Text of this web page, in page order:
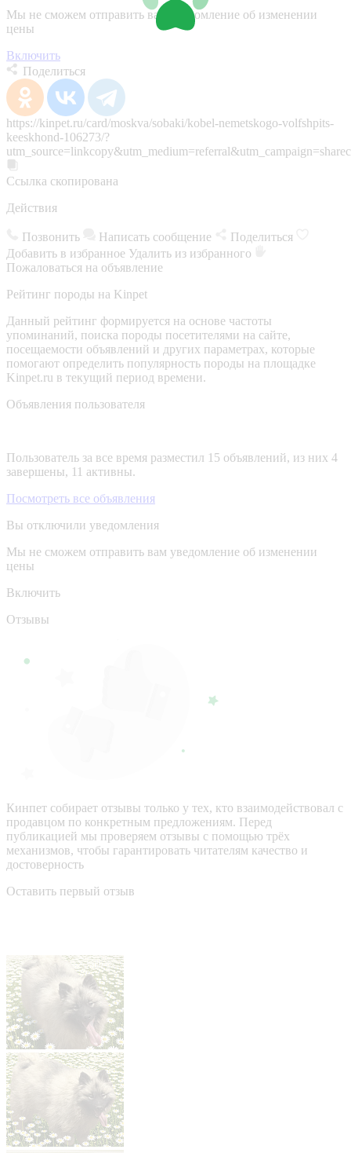
Мы не сможем отправить вам уведомление об изменении
цены
Включить
Поделиться
https://kinpet.ru/card/moskva/sobaki/kobel-nemetskogo-volfshpits-
keeskhond-106273/?
Ссылка скопирована
Действия
Позвонить Написать сообщение
Поделиться
Добавить в избранное Удалить из избранного
Пожаловаться на объявление
Рейтинг породы на Kinpet
Данный рейтинг формируется на основе частоты
упоминаний, поиска породы посетителями на сайте,
посещаемости объявлений и других параметрах, которые
помогают определить популярность породы на площадке
Kinpet.ru в текущий период времени.
Объявления пользователя
Пользователь за все время разместил 15 объявлений, из них 4
завершены, 11 активны.
Посмотреть все объявления
Вы отключили уведомления
Мы не сможем отправить вам уведомление об изменении
цены
Включить
Отзывы
Кинпет собирает отзывы только у тех, кто взаимодействовал с
продавцом по конкретным предложениям. Перед
публикацией мы проверяем отзывы с помощью трёх
механизмов, чтобы гарантировать читателям качество и
достоверность
Оставить первый отзыв